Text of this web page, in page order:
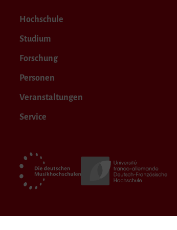
Hochschule
Studium
Forschung
Personen
Veranstaltungen
Service